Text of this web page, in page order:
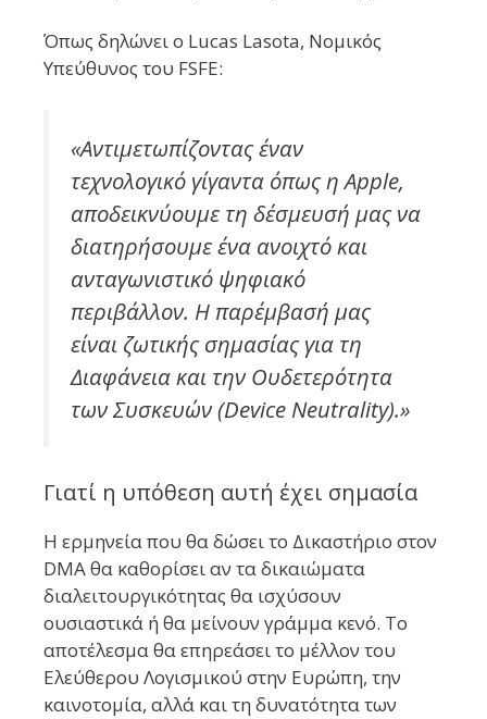
Όπως δηλώνει ο Lucas Lasota, Νομικός
Υπεύθυνος του FSFE:
«Αντιμετωπίζοντας έναν
τεχνολογικό γίγαντα όπως η Apple,
αποδεικνύουμε τη δέσμευσή μας να
διατηρήσουμε ένα ανοιχτό και
ανταγωνιστικό ψηφιακό
περιβάλλον. Η παρέμβασή μας
είναι ζωτικής σημασίας για τη
Διαφάνεια και την Ουδετερότητα
των Συσκευών (Device Neutrality).»
Γιατί η υπόθεση αυτή έχει σημασία
Η ερμηνεία που θα δώσει το Δικαστήριο στον
DMA θα καθορίσει αν τα δικαιώματα
διαλειτουργικότητας θα ισχύσουν
ουσιαστικά ή θα μείνουν γράμμα κενό. Το
αποτέλεσμα θα επηρεάσει το μέλλον του
Ελεύθερου Λογισμικού στην Ευρώπη, την
καινοτομία, αλλά και τη δυνατότητα των